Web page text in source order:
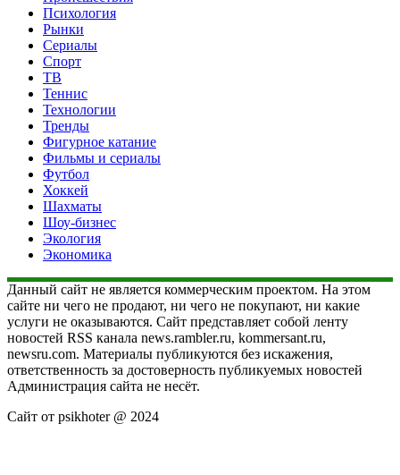
Психология
Рынки
Сериалы
Спорт
ТВ
Теннис
Технологии
Тренды
Фигурное катание
Фильмы и сериалы
Футбол
Хоккей
Шахматы
Шоу-бизнес
Экология
Экономика
Данный сайт не является коммерческим проектом. На этом
сайте ни чего не продают, ни чего не покупают, ни какие
услуги не оказываются. Сайт представляет собой ленту
новостей RSS канала news.rambler.ru, kommersant.ru,
newsru.com. Материалы публикуются без искажения,
ответственность за достоверность публикуемых новостей
Администрация сайта не несёт.
Сайт от psikhoter @ 2024